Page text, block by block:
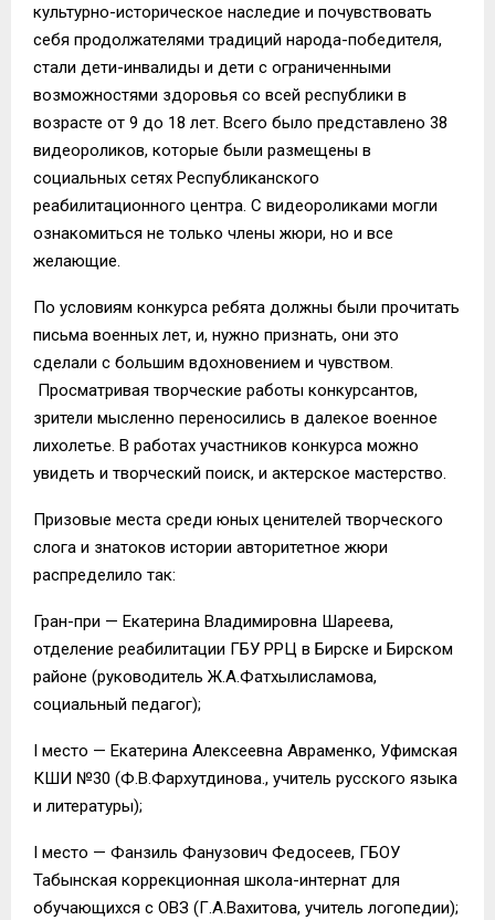
культурно-историческое наследие и почувствовать
себя продолжателями традиций народа-победителя,
стали дети-инвалиды и дети с ограниченными
возможностями здоровья со всей республики в
возрасте от 9 до 18 лет. Всего было представлено 38
видеороликов, которые были размещены в
социальных сетях Республиканского
реабилитационного центра. С видеороликами могли
ознакомиться не только члены жюри, но и все
желающие.
По условиям конкурса ребята должны были прочитать
письма военных лет, и, нужно признать, они это
сделали с большим вдохновением и чувством.
Просматривая творческие работы конкурсантов,
зрители мысленно переносились в далекое военное
лихолетье. В работах участников конкурса можно
увидеть и творческий поиск, и актерское мастерство.
Призовые места среди юных ценителей творческого
слога и знатоков истории авторитетное жюри
распределило так:
Гран-при — Екатерина Владимировна Шареева,
отделение реабилитации ГБУ РРЦ в Бирске и Бирском
районе (руководитель Ж.А.Фатхылисламова,
социальный педагог);
I место — Екатерина Алексеевна Авраменко, Уфимская
КШИ №30 (Ф.В.Фархутдинова., учитель русского языка
и литературы);
I место — Фанзиль Фанузович Федосеев, ГБОУ
Табынская коррекционная школа-интернат для
обучающихся с ОВЗ (Г.А.Вахитова, учитель логопедии);